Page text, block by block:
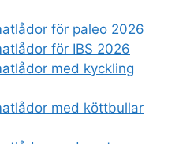
för paleo 2026
för IBS 2026
med kyckling
med köttbullar